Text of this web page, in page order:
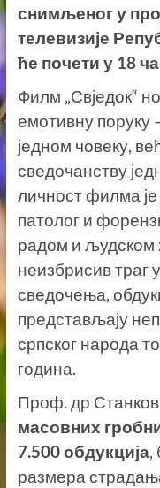
снимљеног у
телевизије
ће почети у 18
Филм „Свједок“
емотивну поруку
једном човеку,
сведочанству
личност филма је
патолог и
радом и људском
неизбрисив траг
сведочења,
представљају
српског народа
година.
Проф. др
масовних
7.500 обдукција,
размера